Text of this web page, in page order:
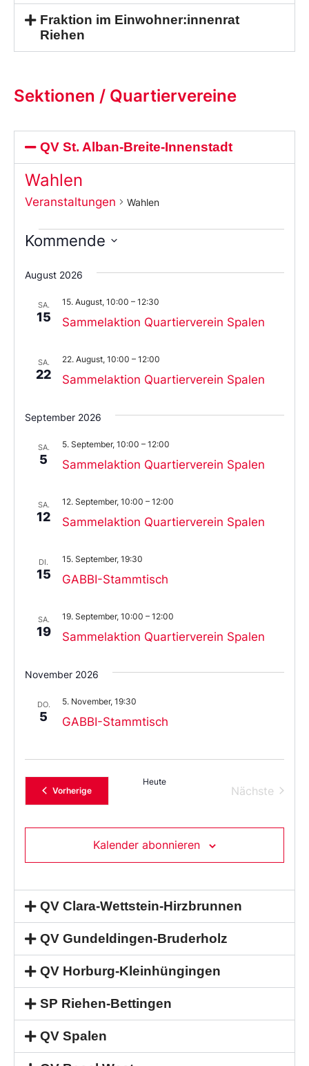
Fraktion im Einwohner:innenrat
Riehen
Sektionen / Quartiervereine
QV St. Alban-Breite-Innenstadt
Wahlen
Veranstaltungen Wahlen
Kommende
Sie
das
aus.
August 2026
SA.
15 Sammelaktion Quartierverein Spalen
15. August, 10:00 – 12:30
SA.
22 Sammelaktion Quartierverein Spalen
22. August, 10:00 – 12:00
September 2026
SA.
5 Sammelaktion Quartierverein Spalen
5. September, 10:00 – 12:00
SA.
12 Sammelaktion Quartierverein Spalen
12. September, 10:00 – 12:00
DI.
15 GABBI-Stammtisch
15. September, 19:30
SA.
19 Sammelaktion Quartierverein Spalen
19. September, 10:00 – 12:00
November 2026
DO.
5 GABBI-Stammtisch
5. November, 19:30
VorherigeVeranstaltungen
Heute
Nächste
Kalender abonnieren
QV Clara-Wettstein-Hirzbrunnen
QV Gundeldingen-Bruderholz
QV Horburg-Kleinhüngingen
SP Riehen-Bettingen
QV Spalen